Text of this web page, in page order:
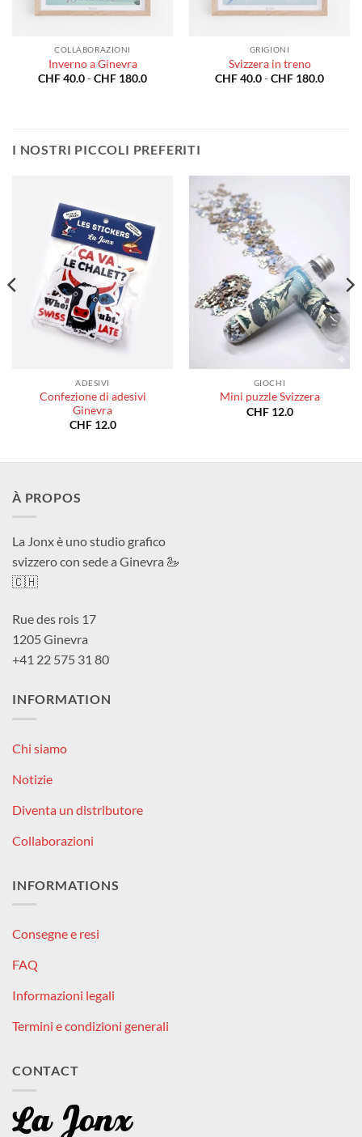
COLLABORAZIONI
Inverno a Ginevra
CHF40.0-CHF 180.0Fascia
GRIGIONI
Svizzera in treno
CHF40.0-CHF 180.0Fascia
I NOSTRI PICCOLI PREFERITI
ADESIVI
Confezione di adesivi
Ginevra
CHF12.0
GIOCHI
Mini puzzle Svizzera
CHF12.0
À PROPOS
La Jonx è uno studio grafico
svizzero con sede a Ginevra 🦢
🇨🇭
Rue des rois 17
1205 Ginevra
+41 22 575 31 80
INFORMATION
Chi siamo
Notizie
Diventa un distributore
Collaborazioni
INFORMATIONS
Consegne e resi
FAQ
Informazioni legali
Termini e condizioni generali
CONTACT